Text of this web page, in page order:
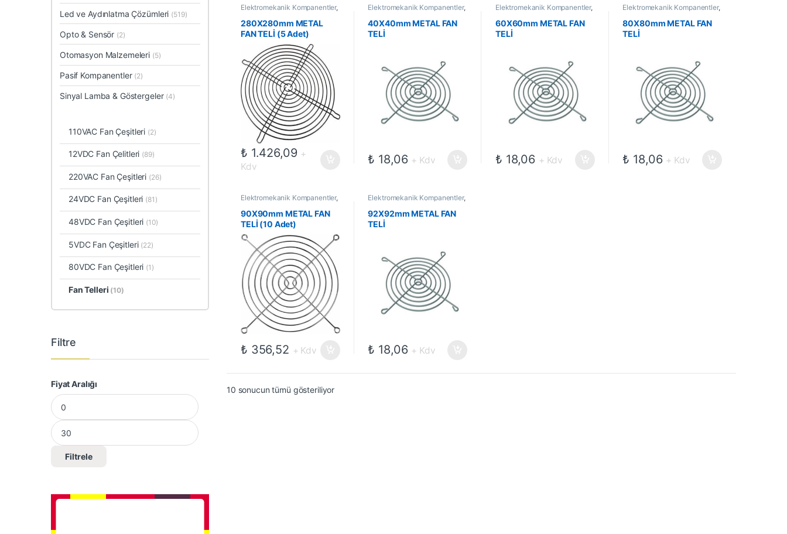
Elektromekanik Kompanentler,
280X280mm METAL
FAN TELİ (5 Adet)
₺ 1.426,09 +
Kdv
Elektromekanik Kompanentler,
40X40mm METAL FAN
TELİ
₺ 18,06 + Kdv
Elektromekanik Kompanentler,
60X60mm METAL FAN
TELİ
₺ 18,06 + Kdv
Elektromekanik Kompanentler,
80X80mm METAL FAN
TELİ
₺ 18,06 + Kdv
Elektromekanik Kompanentler,
90X90mm METAL FAN
TELİ (10 Adet)
₺ 356,52 + Kdv
Elektromekanik Kompanentler,
92X92mm METAL FAN
TELİ
₺ 18,06 + Kdv
10 sonucun tümü gösteriliyor
Led ve Aydınlatma Çözümleri (519)
Opto & Sensör (2)
Otomasyon Malzemeleri (5)
Pasif Kompanentler (2)
Sinyal Lamba & Göstergeler (4)
110VAC Fan Çeşitleri (2)
12VDC Fan Çelitleri (89)
220VAC Fan Çeşitleri (26)
24VDC Fan Çeşitleri (81)
48VDC Fan Çeşitleri (10)
5VDC Fan Çeşitleri (22)
80VDC Fan Çeşitleri (1)
Fan Telleri (10)
Filtre
Fiyat Aralığı
En düşük fiyat
En yüksek fiyat
Filtrele